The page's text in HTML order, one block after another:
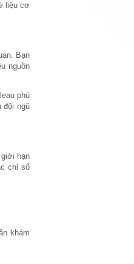
liệu cơ
Bạn
nguồn
phù
đội ngũ
hạn
chỉ số
khám